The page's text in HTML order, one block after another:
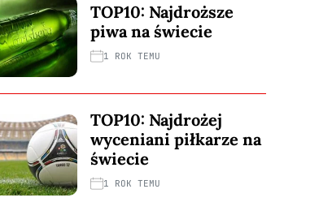
TOP10: Najdroższe
piwa na świecie
1 ROK TEMU
TOP10: Najdrożej
wyceniani piłkarze na
świecie
1 ROK TEMU